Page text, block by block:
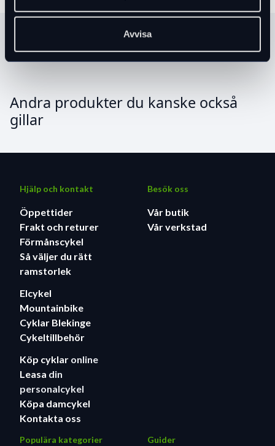
Avvisa
Produktrekommendationer
Andra produkter du kanske också
gillar
Hjälp och kontakt
Öppettider
Frakt och returer
Förmånscykel
Så väljer du rätt
ramstorlek
Elcykel
Mountainbike
Cyklar Blekinge
Cykeltillbehör
Köp cyklar online
Leasa din
personalcykel
Köpa damcykel
Kontakta oss
Besök oss
Vår butik
Vår verkstad
Populära kategorier Guider